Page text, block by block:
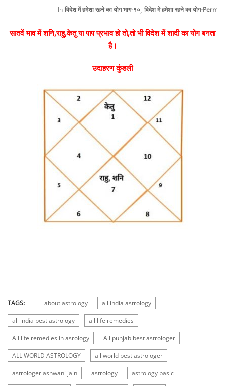
In विदेश में हमेशा रहने का योग भाग-१०, विदेश में हमेशा रहने का योग-
सातवें भाव में शनि,राहु,केतु या पाप प्रभाव हो तो,तो भी विदेश में शादी का योग बनता
है।
उदाहरण कुंडली
TAGS: about astrology all india astrology
all india best astrology all life remedies
All life remedies in asrology All punjab best astrologer
ALL WORLD ASTROLOGY all world best astrologer
astrologer ashwani jain astrology astrology basic